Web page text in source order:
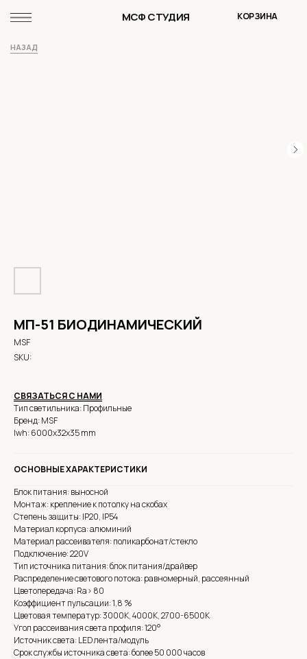
МСФ СТУДИЯ КОРЗИНА
НАЗАД
МП-51 БИОДИНАМИЧЕСКИЙ
MSF
SKU:
СВЯЗАТЬСЯ С НАМИ
Тип светильника: Профильные
Бренд: MSF
lwh: 6000x32x35 mm
ОСНОВНЫЕ ХАРАКТЕРИСТИКИ
Блок питания: выносной
Монтаж: крепление к потолку на скобах
Степень защиты: IP20, IP54
Материал корпуса: алюминий
Материал рассеивателя: поликарбонат/стекло
Подключение: 220V
Тип источника питания: блок питания/драйвер
Распределение светового потока: равномерный, рассеянный
Цветопередача: Ra> 80
Коэффициент пульсации: 1,8 %
Цветовая температур: 3000К, 4000K, 2700-6500К
Угол рассеивания света профиля: 120°
Источник света: LED лента/модуль
Срок службы источника света: более 50 000 часов